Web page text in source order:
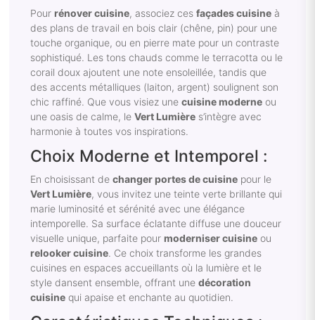
Pourrénover cuisine, associez cesfaçades cuisine à
des plans de travail en bois clair (chêne, pin) pour une
touche organique, ou en pierre mate pour un contraste
sophistiqué. Les tons chauds comme le terracotta ou le
corail doux ajoutent une note ensoleillée, tandis que
des accents métalliques (laiton, argent) soulignent son
chic raffiné. Que vous visiez unecuisine moderne ou
une oasis de calme, leVert Lumière s’intègre avec
harmonie à toutes vos inspirations.
Choix Moderne et Intemporel :
En choisissant dechanger portes de cuisine pour le
Vert Lumière, vous invitez une teinte verte brillante qui
marie luminosité et sérénité avec une élégance
intemporelle. Sa surface éclatante diffuse une douceur
visuelle unique, parfaite pourmoderniser cuisine ou
relooker cuisine. Ce choix transforme les grandes
cuisines en espaces accueillants où la lumière et le
style dansent ensemble, offrant unedécoration
cuisine qui apaise et enchante au quotidien.